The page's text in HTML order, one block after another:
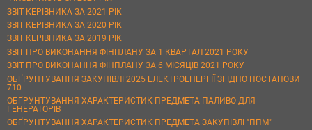
ЗВІТ КЕРІВНИКА ЗА 2021 РІК
ЗВІТ КЕРІВНИКА ЗА 2020 РІК
ЗВІТ КЕРІВНИКА ЗА 2019 РІК
ЗВІТ ПРО ВИКОНАННЯ ФІНПЛАНУ ЗА 1 КВАРТАЛ 2021 РОКУ
ЗВІТ ПРО ВИКОНАННЯ ФІНПЛАНУ ЗА 6 МІСЯЦІВ 2021 РОКУ
ОБҐРУНТУВАННЯ ЗАКУПІВЛІ 2025 ЕЛЕКТРОЕНЕРГІЇ ЗГІДНО ПОСТАНОВИ
710
ОБҐРУНТУВАННЯ ХАРАКТЕРИСТИК ПРЕДМЕТА ПАЛИВО ДЛЯ
ГЕНЕРАТОРІВ
ОБҐРУНТУВАННЯ ХАРАКТЕРИСТИК ПРЕДМЕТА ЗАКУПІВЛІ "ППМ"